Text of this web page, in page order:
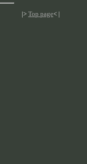
|> Top page< |